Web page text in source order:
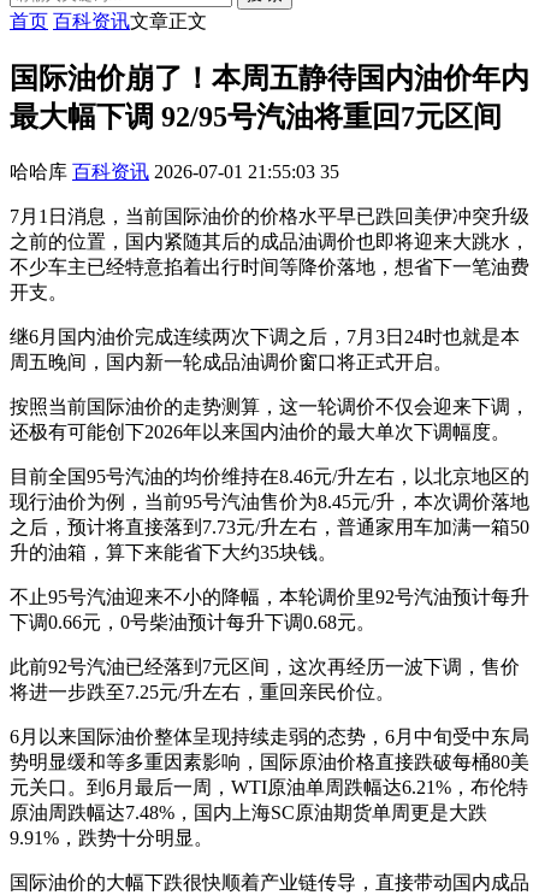
首页 百科资讯文章正文
国际油价崩了！本周五静待国内油价年内
最大幅下调 92/95号汽油将重回7元区间
哈哈库 百科资讯 2026-07-01 21:55:03 35
7月1日消息，当前国际油价的价格水平早已跌回美伊冲突升级
之前的位置，国内紧随其后的成品油调价也即将迎来大跳水，
不少车主已经特意掐着出行时间等降价落地，想省下一笔油费
开支。
继6月国内油价完成连续两次下调之后，7月3日24时也就是本
周五晚间，国内新一轮成品油调价窗口将正式开启。
按照当前国际油价的走势测算，这一轮调价不仅会迎来下调，
还极有可能创下2026年以来国内油价的最大单次下调幅度。
目前全国95号汽油的均价维持在8.46元/升左右，以北京地区的
现行油价为例，当前95号汽油售价为8.45元/升，本次调价落地
之后，预计将直接落到7.73元/升左右，普通家用车加满一箱50
升的油箱，算下来能省下大约35块钱。
不止95号汽油迎来不小的降幅，本轮调价里92号汽油预计每升
下调0.66元，0号柴油预计每升下调0.68元。
此前92号汽油已经落到7元区间，这次再经历一波下调，售价
将进一步跌至7.25元/升左右，重回亲民价位。
6月以来国际油价整体呈现持续走弱的态势，6月中旬受中东局
势明显缓和等多重因素影响，国际原油价格直接跌破每桶80美
元关口。到6月最后一周，WTI原油单周跌幅达6.21%，布伦特
原油周跌幅达7.48%，国内上海SC原油期货单周更是大跌
9.91%，跌势十分明显。
国际油价的大幅下跌很快顺着产业链传导，直接带动国内成品